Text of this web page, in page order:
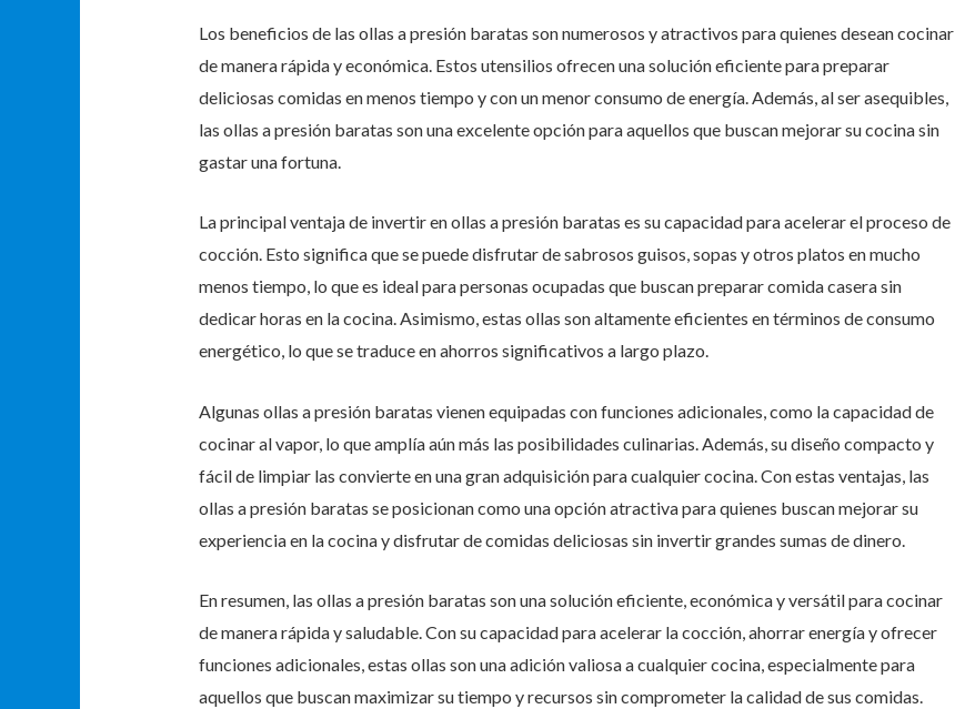
Los beneficios de las ollas a presión baratas son numerosos y atractivos para quienes desean cocinar
de manera rápida y económica. Estos utensilios ofrecen una solución eficiente para preparar
deliciosas comidas en menos tiempo y con un menor consumo de energía. Además, al ser asequibles,
las ollas a presión baratas son una excelente opción para aquellos que buscan mejorar su cocina sin
gastar una fortuna.
La principal ventaja de invertir en ollas a presión baratas es su capacidad para acelerar el proceso de
cocción. Esto significa que se puede disfrutar de sabrosos guisos, sopas y otros platos en mucho
menos tiempo, lo que es ideal para personas ocupadas que buscan preparar comida casera sin
dedicar horas en la cocina. Asimismo, estas ollas son altamente eficientes en términos de consumo
energético, lo que se traduce en ahorros significativos a largo plazo.
Algunas ollas a presión baratas vienen equipadas con funciones adicionales, como la capacidad de
cocinar al vapor, lo que amplía aún más las posibilidades culinarias. Además, su diseño compacto y
fácil de limpiar las convierte en una gran adquisición para cualquier cocina. Con estas ventajas, las
ollas a presión baratas se posicionan como una opción atractiva para quienes buscan mejorar su
experiencia en la cocina y disfrutar de comidas deliciosas sin invertir grandes sumas de dinero.
En resumen, las ollas a presión baratas son una solución eficiente, económica y versátil para cocinar
de manera rápida y saludable. Con su capacidad para acelerar la cocción, ahorrar energía y ofrecer
funciones adicionales, estas ollas son una adición valiosa a cualquier cocina, especialmente para
aquellos que buscan maximizar su tiempo y recursos sin comprometer la calidad de sus comidas.